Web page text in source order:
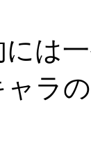
には
ャラ